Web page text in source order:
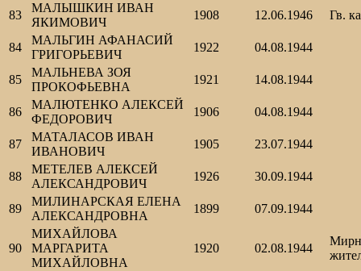
83
МАЛЫШКИН ИВАН
ЯКИМОВИЧ
1908 12.06.1946 Гв.
84
МАЛЬГИН АФАНАСИЙ
ГРИГОРЬЕВИЧ
1922 04.08.1944
85
МАЛЬНЕВА ЗОЯ
ПРОКОФЬЕВНА
1921 14.08.1944
86
МАЛЮТЕНКО АЛЕКСЕЙ
ФЕДОРОВИЧ
1906 04.08.1944
87
МАТАЛАСОВ ИВАН
ИВАНОВИЧ
1905 23.07.1944
88
МЕТЕЛЕВ АЛЕКСЕЙ
АЛЕКСАНДРОВИЧ
1926 30.09.1944
89
МИЛИНАРСКАЯ ЕЛЕНА
АЛЕКСАНДРОВНА
1899 07.09.1944
90
МИХАЙЛОВА
МАРГАРИТА
МИХАЙЛОВНА
1920 02.08.1944